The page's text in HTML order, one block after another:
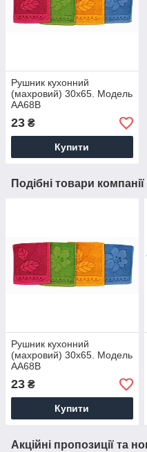
Рушник кухонний
(махровий) 30х65. Модель
AA68B
23 ₴
Купити
Подібні товари компанії
Рушник кухонний
(махровий) 30х65. Модель
AA68B
23 ₴
Купити
Акційні пропозиції та